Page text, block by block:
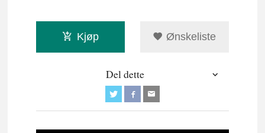
Kjøp Ønskeliste
Del dette